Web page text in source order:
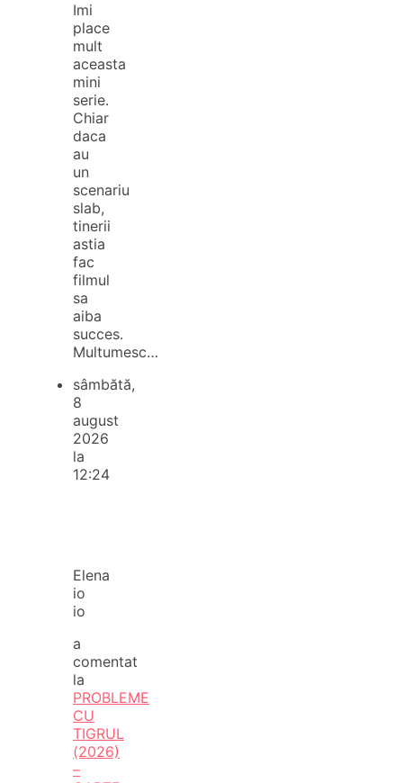
Imi
place
mult
aceasta
mini
serie.
Chiar
daca
au
un
scenariu
slab,
tinerii
astia
fac
filmul
sa
aiba
succes.
Multumesc…
sâmbătă,
8
august
2026
la
12:24
Elena
io
io
a
comentat
la
PROBLEME
CU
TIGRUL
(2026)
–